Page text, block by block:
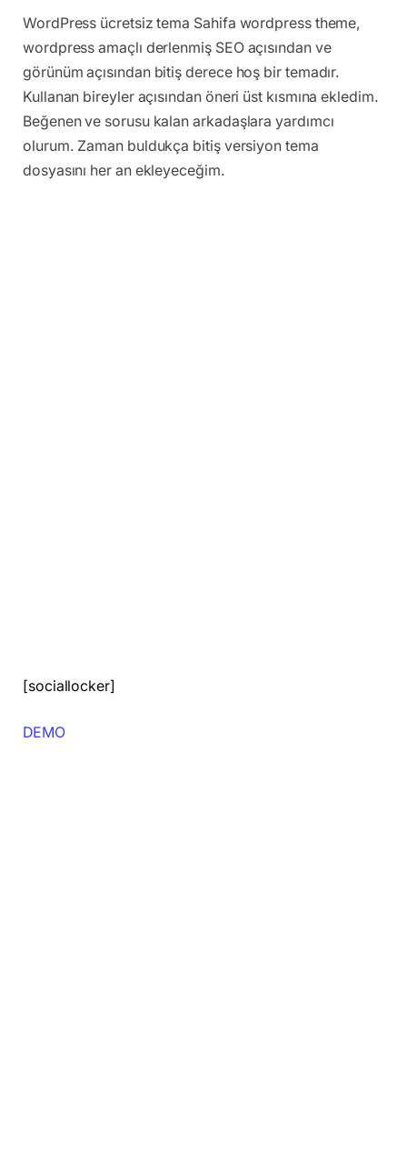
WordPress ücretsiz tema Sahifa wordpress theme,
wordpress amaçlı derlenmiş SEO açısından ve
görünüm açısından bitiş derece hoş bir temadır.
Kullanan bireyler açısından öneri üst kısmına ekledim.
Beğenen ve sorusu kalan arkadaşlara yardımcı
olurum. Zaman buldukça bitiş versiyon tema
dosyasını her an ekleyeceğim.
[sociallocker]
DEMO